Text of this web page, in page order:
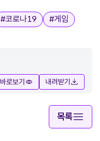
#코로나19 #게임
바로보기
내려받기
목록